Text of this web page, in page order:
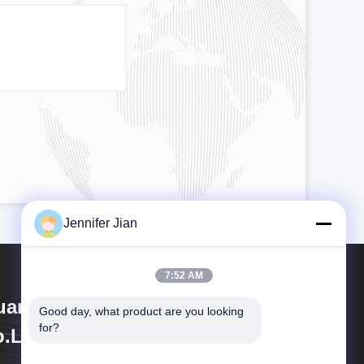
Print Area Technology
Jennifer Jian
7:52 AM
Good day, what product are you looking
for?